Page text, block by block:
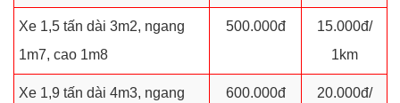
Xe 1,5 tấn dài 3m2, ngang
1m7, cao 1m8
500.000đ
15.000đ/
1km
Xe 1,9 tấn dài 4m3, ngang
600.000đ
20.000đ/